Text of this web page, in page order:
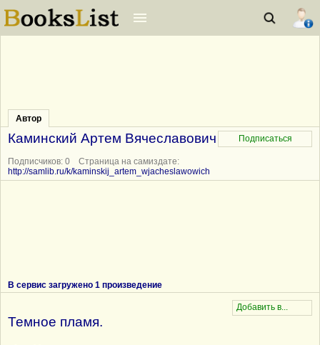
Автор
Каминский Артем Вячеславович
Подписчиков: 0 Страница на самиздате:
http://samlib.ru/k/kaminskij_artem_wjacheslawowich
В сервис загружено 1 произведение
Темное пламя.